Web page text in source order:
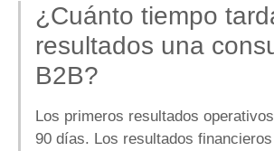
¿Cuánto tiempo
resultados una
B2B?
Los primeros resultados
90 días. Los resultados